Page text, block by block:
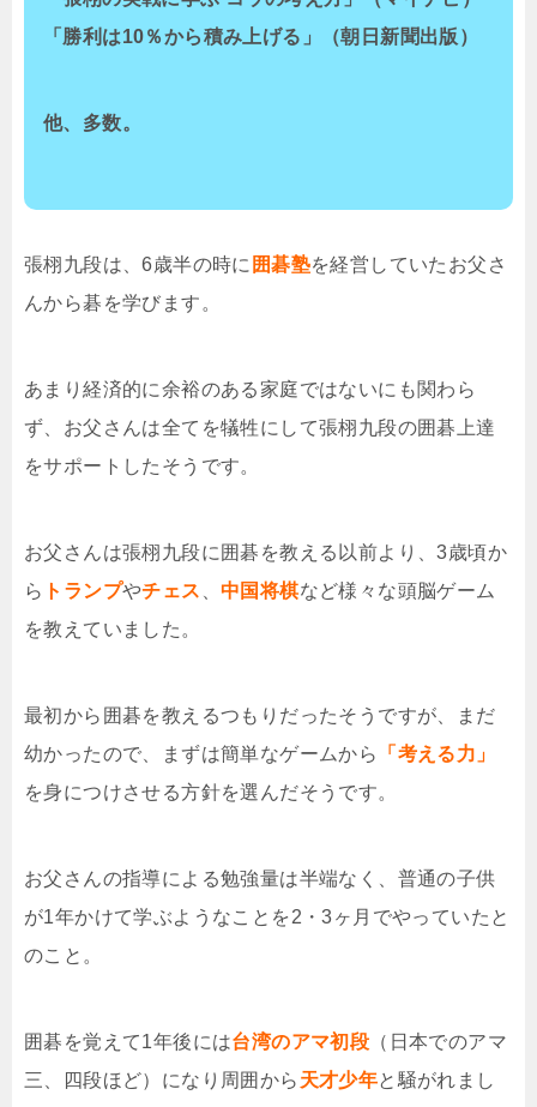
「勝利は10％から積み上げる」（朝日新聞出版）
他、多数。
張栩九段は、6歳半の時に 囲碁塾を経営していたお父さ
んから碁を学びます。
あまり経済的に余裕のある家庭ではないにも関わら
ず、お父さんは全てを犠牲にして張栩九段の囲碁上達
をサポートしたそうです。
お父さんは張栩九段に囲碁を教える以前より、3歳頃か
ら トランプやチェス 、中国将棋など様々な頭脳ゲーム
を教えていました。
最初から囲碁を教えるつもりだったそうですが、まだ
幼かったので、まずは簡単なゲームから
「考える力」
を身につけさせる方針を選んだそうです。
お父さんの指導による勉強量は半端なく、普通の子供
が1年かけて学ぶようなことを2・3ヶ月でやっていたと
のこと。
囲碁を覚えて1年後には台湾のアマ初段 （日本でのアマ
三、四段ほど）になり周囲から 天才少年と騒がれまし